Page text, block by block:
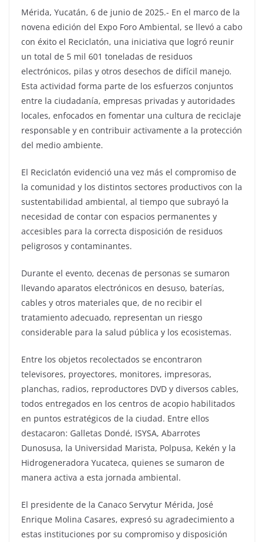
Mérida, Yucatán, 6 de junio de 2025.- En el marco de la
novena edición del Expo Foro Ambiental, se llevó a cabo
con éxito el Reciclatón, una iniciativa que logró reunir
un total de 5 mil 601 toneladas de residuos
electrónicos, pilas y otros desechos de difícil manejo.
Esta actividad forma parte de los esfuerzos conjuntos
entre la ciudadanía, empresas privadas y autoridades
locales, enfocados en fomentar una cultura de reciclaje
responsable y en contribuir activamente a la protección
del medio ambiente.
El Reciclatón evidenció una vez más el compromiso de
la comunidad y los distintos sectores productivos con la
sustentabilidad ambiental, al tiempo que subrayó la
necesidad de contar con espacios permanentes y
accesibles para la correcta disposición de residuos
peligrosos y contaminantes.
Durante el evento, decenas de personas se sumaron
llevando aparatos electrónicos en desuso, baterías,
cables y otros materiales que, de no recibir el
tratamiento adecuado, representan un riesgo
considerable para la salud pública y los ecosistemas.
Entre los objetos recolectados se encontraron
televisores, proyectores, monitores, impresoras,
planchas, radios, reproductores DVD y diversos cables,
todos entregados en los centros de acopio habilitados
en puntos estratégicos de la ciudad. Entre ellos
destacaron: Galletas Dondé, ISYSA, Abarrotes
Dunosusa, la Universidad Marista, Polpusa, Kekén y la
Hidrogeneradora Yucateca, quienes se sumaron de
manera activa a esta jornada ambiental.
El presidente de la Canaco Servytur Mérida, José
Enrique Molina Casares, expresó su agradecimiento a
estas instituciones por su compromiso y disposición